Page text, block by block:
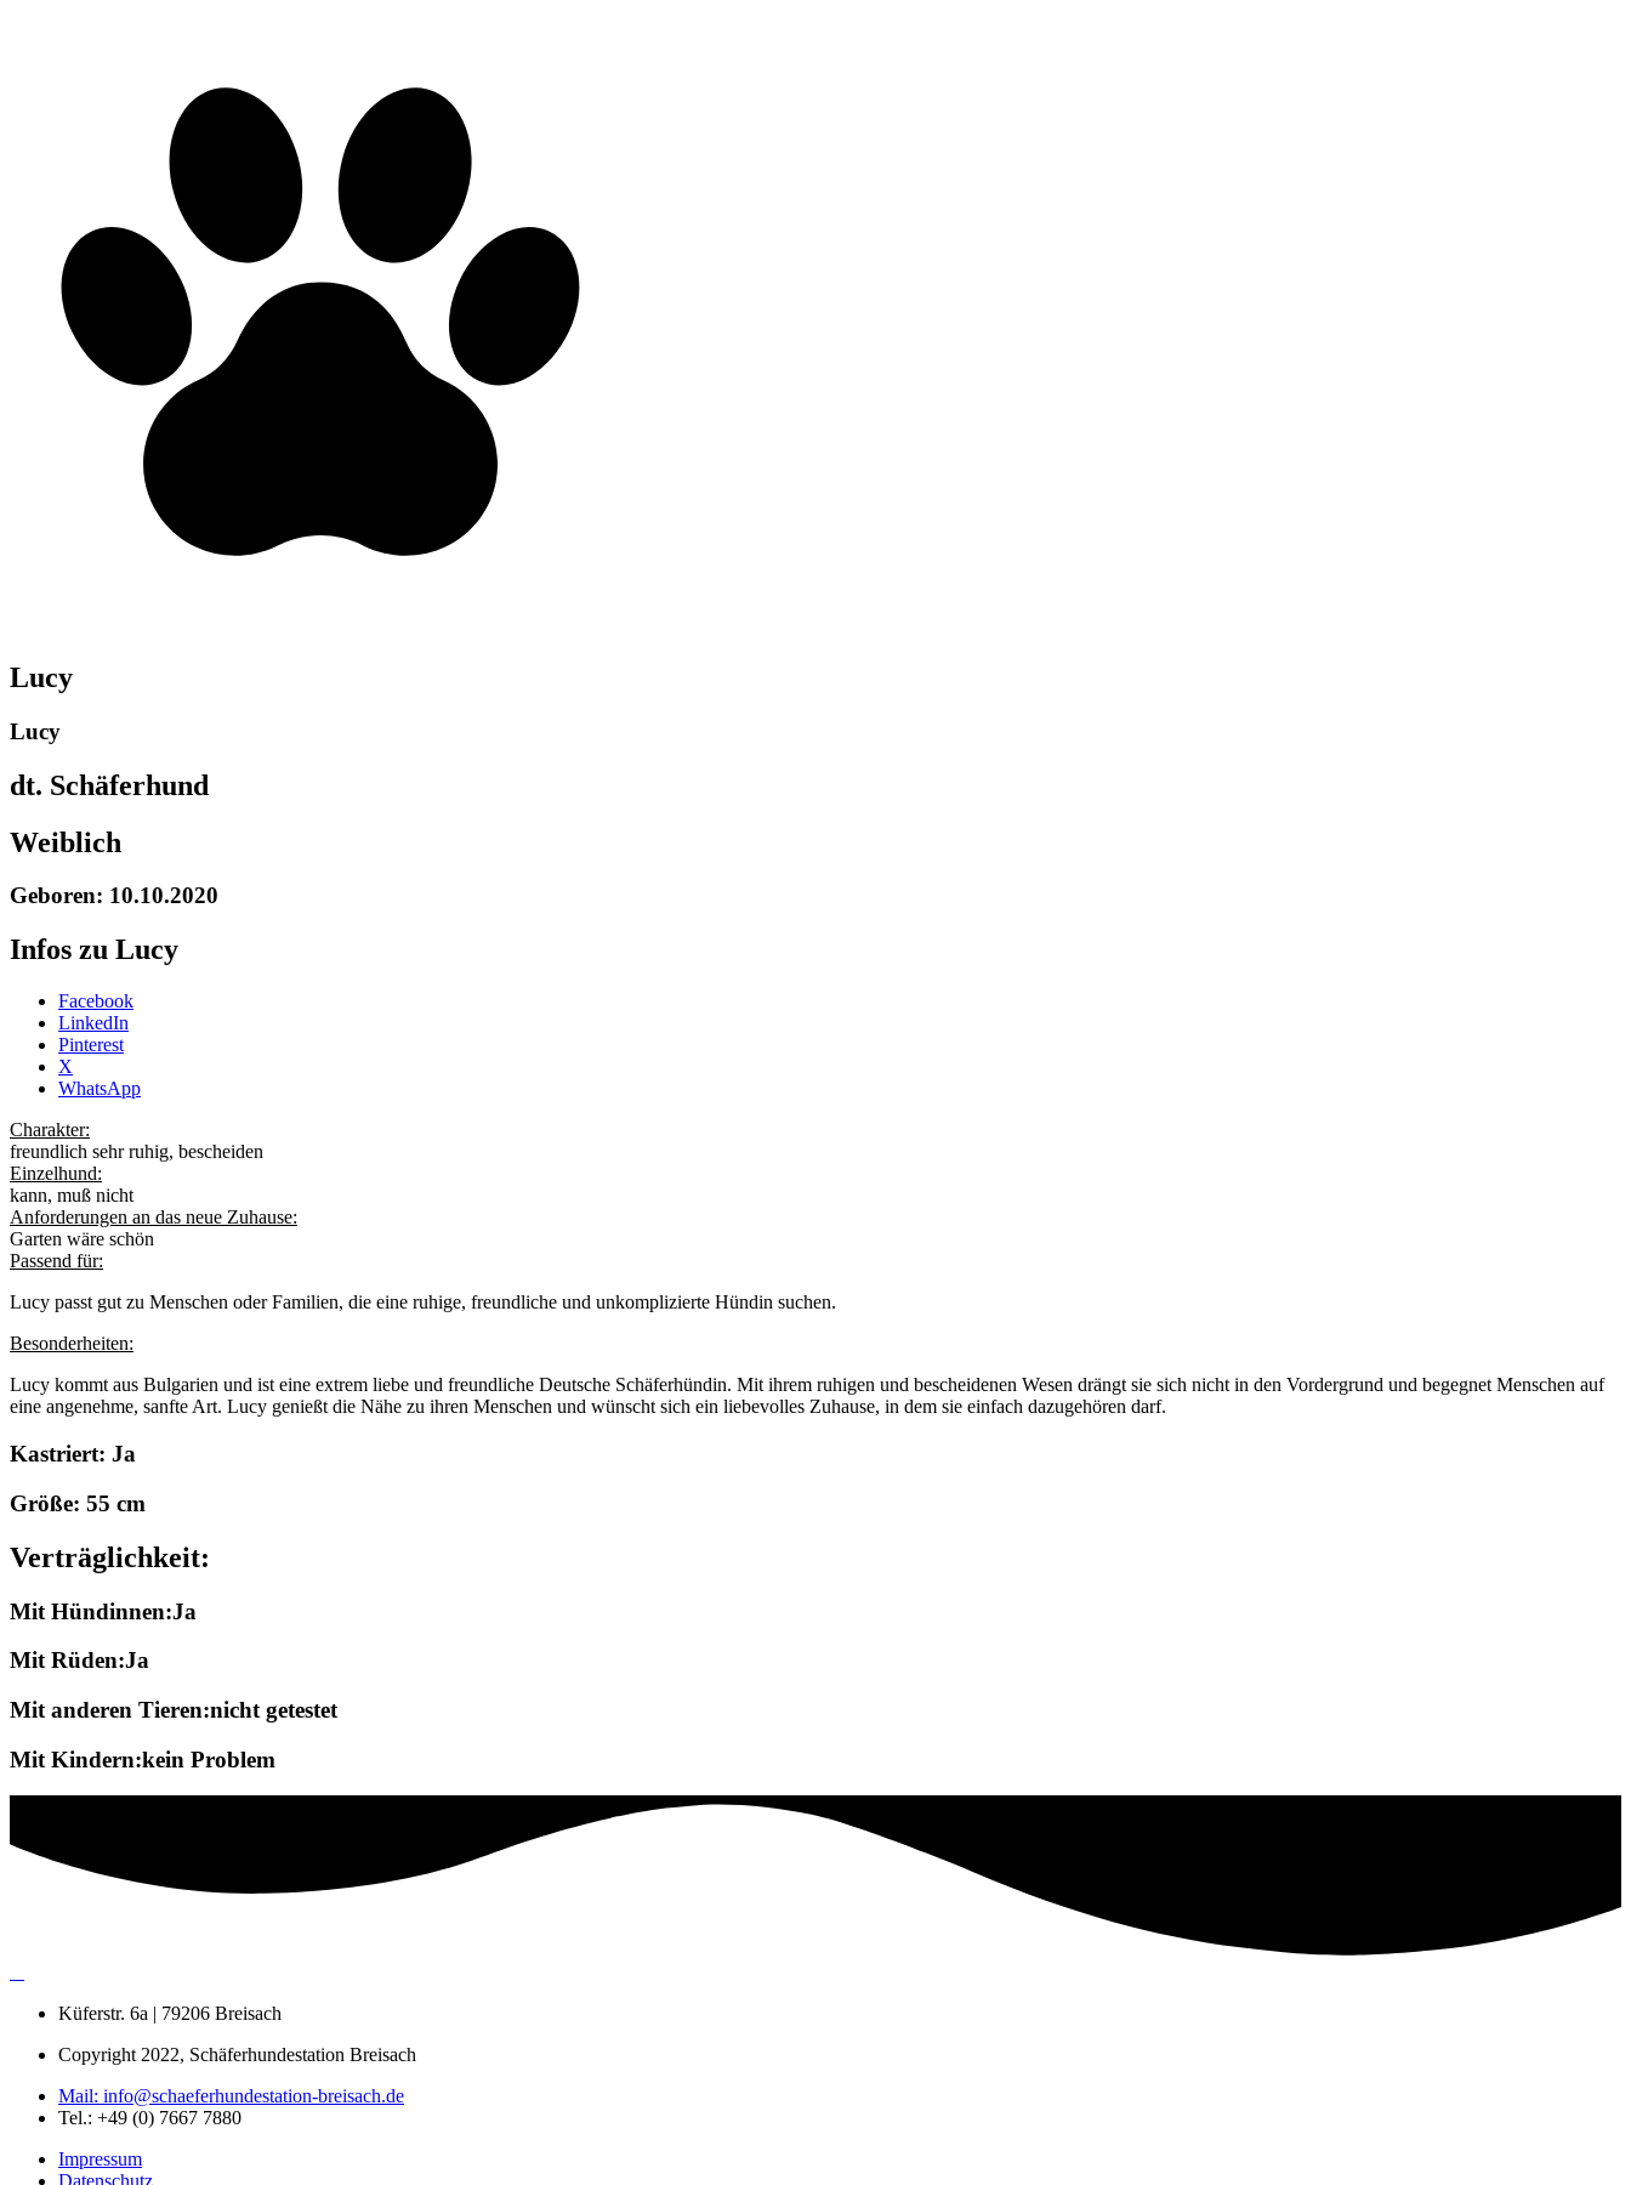
Lucy
Lucy
dt. Schäferhund
Weiblich
Geboren: 10.10.2020
Infos zu Lucy
Share
post
"Lucy"
Facebook
LinkedIn
Pinterest
X
WhatsApp
Charakter:
freundlich sehr ruhig, bescheiden
Einzelhund:
kann, muß nicht
Anforderungen an das neue Zuhause:
Garten wäre schön
Passend für:
Lucy passt gut zu Menschen oder Familien, die eine ruhige, freundliche und unkomplizierte Hündin suchen.
Besonderheiten:
Lucy kommt aus Bulgarien und ist eine extrem liebe und freundliche Deutsche Schäferhündin. Mit ihrem ruhigen und bescheidenen Wesen drängt sie sich nicht in den Vordergrund und begegnet Menschen auf
eine angenehme, sanfte Art. Lucy genießt die Nähe zu ihren Menschen und wünscht sich ein liebevolles Zuhause, in dem sie einfach dazugehören darf.
Kastriert: Ja
Größe: 55 cm
Verträglichkeit:
Mit Hündinnen:Ja
Mit Rüden:Ja
Mit anderen Tieren:nicht getestet
Mit Kindern:kein Problem
Küferstr. 6a | 79206 Breisach
Copyright 2022, Schäferhundestation Breisach
Mail: info@schaeferhundestation-breisach.de
Tel.: +49 (0) 7667 7880
Impressum